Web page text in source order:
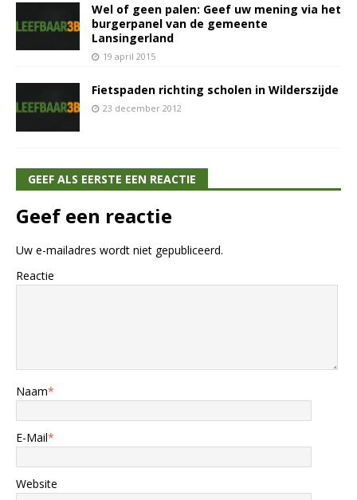
Wel of geen palen: Geef uw mening via het
burgerpanel van de gemeente
Lansingerland
19 april 2015
Fietspaden richting scholen in Wilderszijde
23 december 2012
GEEF ALS EERSTE EEN REACTIE
Geef een reactie
Uw e-mailadres wordt niet gepubliceerd.
Reactie
Naam*
E-Mail*
Website